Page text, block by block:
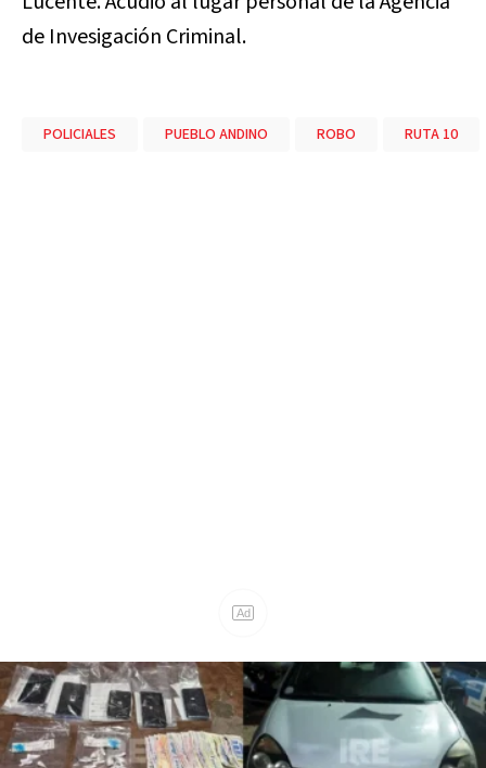
de Invesigación Criminal.
POLICIALES PUEBLO ANDINO ROBO RUTA 10